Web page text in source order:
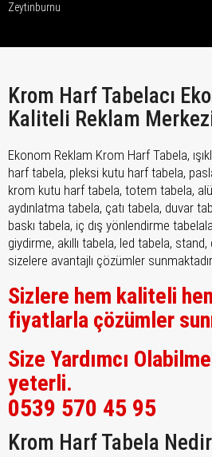
Zeytinburnu
Krom Harf Tabelacı
Kaliteli Reklam
Ekonom Reklam Krom Harf Tabela,
harf tabela, pleksi kutu harf tabela,
krom kutu harf tabela, totem tabela,
aydınlatma tabela, çatı tabela, duvar
baskı tabela, iç dış yönlendirme
giydirme, akıllı tabela, led tabela,
sizelere avantajlı çözümler
Sizlere hem kaliteli
fiyatlarla çözümler
Size Yardımcı
yeterli.
0539 570 45 95
Krom Harf Tabela